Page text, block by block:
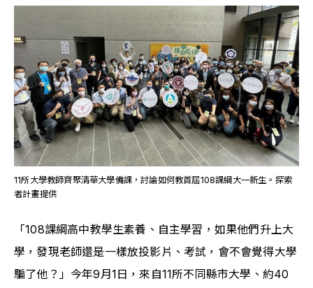
11所大學教師齊聚清華大學備課，討論如何教首屆108課綱大一新生。探索
者計畫提供
「108課綱高中教學生素養、自主學習，如果他們升上大
學，發現老師還是一樣放投影片、考試，會不會覺得大學
騙了他？」今年9月1日，來自11所不同縣市大學、約40